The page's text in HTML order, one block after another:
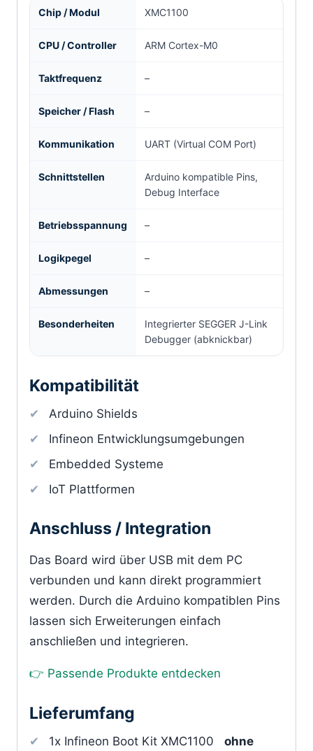
Chip / Modul XMC1100
CPU / Controller ARM Cortex-M0
Taktfrequenz –
Speicher / Flash –
Kommunikation UART (Virtual COM Port)
Schnittstellen
Arduino kompatible Pins,
Debug Interface
Betriebsspannung –
Logikpegel –
Abmessungen –
Besonderheiten
Integrierter SEGGER J-Link
Debugger (abknickbar)
Kompatibilität
Arduino Shields
Infineon Entwicklungsumgebungen
Embedded Systeme
IoT Plattformen
Anschluss / Integration
Das Board wird über USB mit dem PC
verbunden und kann direkt programmiert
werden. Durch die Arduino kompatiblen Pins
lassen sich Erweiterungen einfach
anschließen und integrieren.
👉 Passende Produkte entdecken
Lieferumfang
1x Infineon Boot Kit XMC1100 ohne